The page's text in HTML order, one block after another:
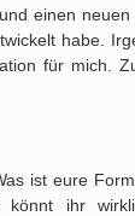
einen
habe.
für mich.
ist eure
könnt ihr